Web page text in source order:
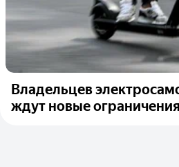
Владельцев
ждут новые ограничения